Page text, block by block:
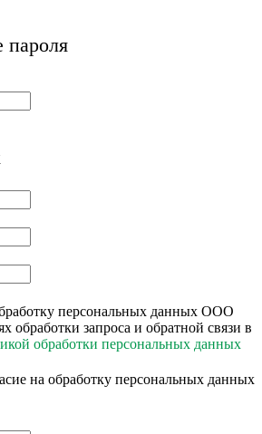
пароля
персональных данных ООО
запроса и обратной связи в
обработки персональных данных
на обработку персональных данных